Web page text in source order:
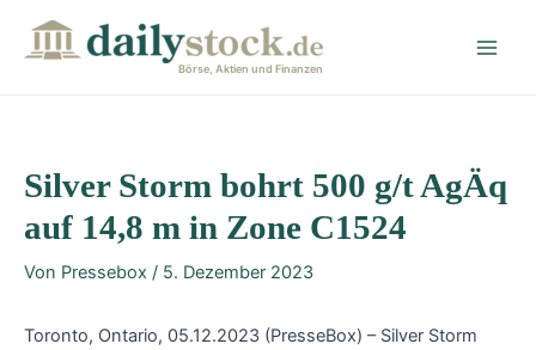
Börse, Aktien und Finanzen
Silver Storm bohrt 500 g/t AgÄq
auf 14,8 m in Zone C1524
Von Pressebox / 5. Dezember 2023
Toronto, Ontario, 05.12.2023 (PresseBox) – Silver Storm